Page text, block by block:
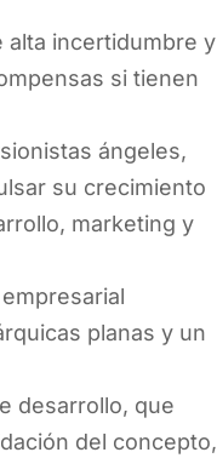
alta incertidumbre y
si tienen
ángeles,
su crecimiento
marketing y
planas y un
desarrollo, que
del concepto,